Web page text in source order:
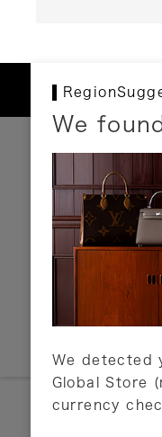
We
We detected
Global Store
currency
以